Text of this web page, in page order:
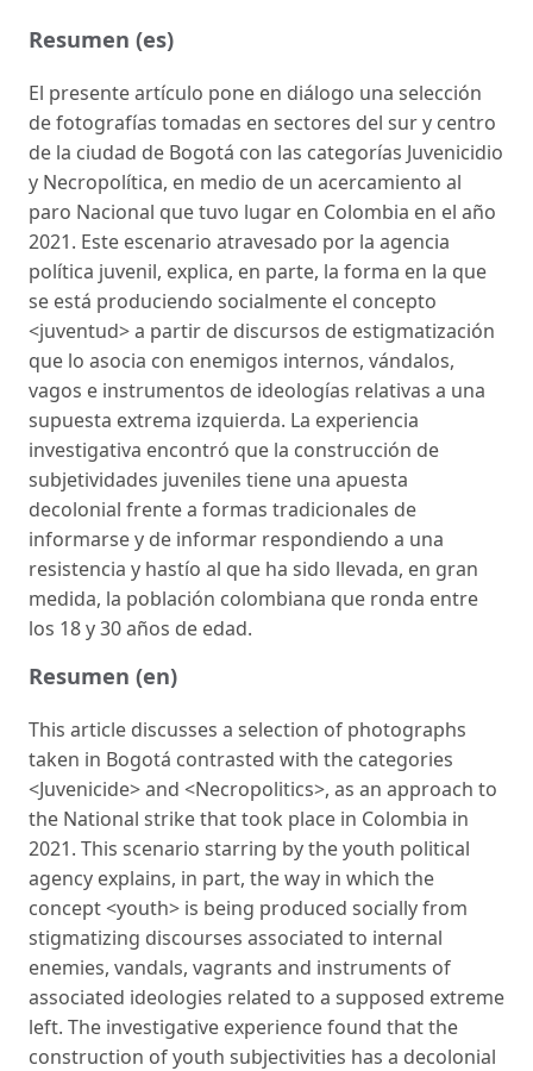
Resumen (es)
El presente artículo pone en diálogo una selección
de fotografías tomadas en sectores del sur y centro
de la ciudad de Bogotá con las categorías Juvenicidio
y Necropolítica, en medio de un acercamiento al
paro Nacional que tuvo lugar en Colombia en el año
2021. Este escenario atravesado por la agencia
política juvenil, explica, en parte, la forma en la que
se está produciendo socialmente el concepto
<juventud> a partir de discursos de estigmatización
que lo asocia con enemigos internos, vándalos,
vagos e instrumentos de ideologías relativas a una
supuesta extrema izquierda. La experiencia
investigativa encontró que la construcción de
subjetividades juveniles tiene una apuesta
decolonial frente a formas tradicionales de
informarse y de informar respondiendo a una
resistencia y hastío al que ha sido llevada, en gran
medida, la población colombiana que ronda entre
los 18 y 30 años de edad.
Resumen (en)
This article discusses a selection of photographs
taken in Bogotá contrasted with the categories
<Juvenicide> and <Necropolitics>, as an approach to
the National strike that took place in Colombia in
2021. This scenario starring by the youth political
agency explains, in part, the way in which the
concept <youth> is being produced socially from
stigmatizing discourses associated to internal
enemies, vandals, vagrants and instruments of
associated ideologies related to a supposed extreme
left. The investigative experience found that the
construction of youth subjectivities has a decolonial